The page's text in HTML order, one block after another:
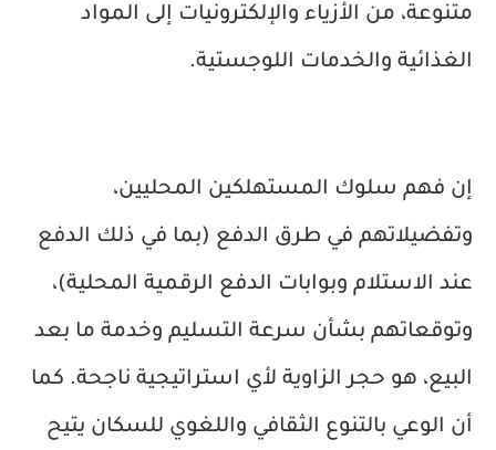
متنوعة، من الأزياء والإلكترونيات إلى المواد
الغذائية والخدمات اللوجستية.
إن فهم سلوك المستهلكين المحليين،
وتفضيلاتهم في طرق الدفع (بما في ذلك الدفع
عند الاستلام وبوابات الدفع الرقمية المحلية)،
وتوقعاتهم بشأن سرعة التسليم وخدمة ما بعد
البيع، هو حجر الزاوية لأي استراتيجية ناجحة. كما
أن الوعي بالتنوع الثقافي واللغوي للسكان يتيح